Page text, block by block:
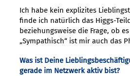
Ich habe kein explizites
finde ich natürlich das Higgs-
beziehungsweise die Frage, ob
„Sympathisch“ ist mir auch das
Was ist Deine
gerade im Netzwerk aktiv bist?